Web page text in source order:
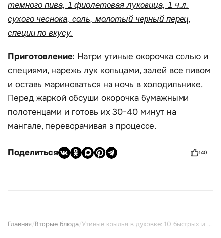
темного пива, 1 фиолетовая луковица, 1 ч.л.
сухого чеснока, соль, молотый черный перец,
специи по вкусу.
Приготовление: Натри утиные окорочка солью и
специями, нарежь лук кольцами, залей все пивом
и оставь мариноваться на ночь в холодильнике.
Перед жаркой обсуши окорочка бумажными
полотенцами и готовь их 30-40 минут на
мангале, переворачивая в процессе.
Поделиться 140
Главная Вторые блюда Утиные крылья в духовке: 10 быстрых и сытных рецептов